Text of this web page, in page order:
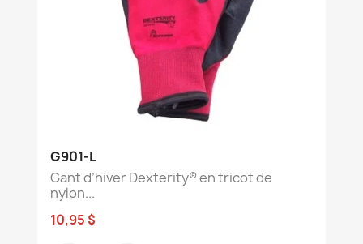
G901-L
Gant d’hiver Dexterity® en tricot de
nylon...
10,95 $